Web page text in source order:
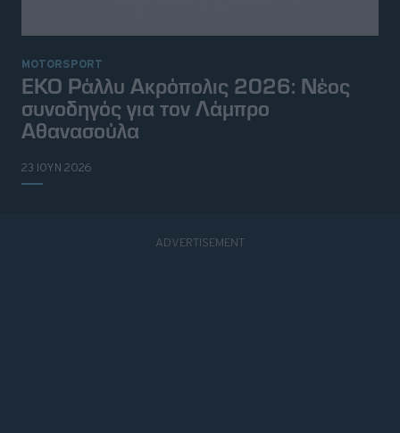
MOTORSPORT
ΕΚΟ Ράλλυ Ακρόπολις 2026: Νέος
συνοδηγός για τον Λάμπρο
Αθανασούλα
23 ΙΟΥΝ 2026